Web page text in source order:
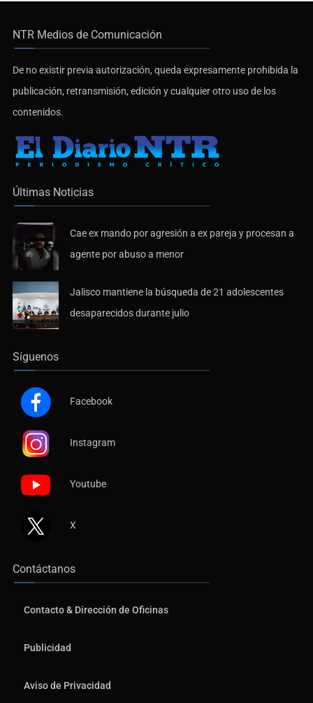
NTR Medios de Comunicación
De no existir previa autorización, queda expresamente prohibida la
publicación, retransmisión, edición y cualquier otro uso de los
contenidos.
Últimas Noticias
Cae ex mando por agresión a ex pareja y procesan a
agente por abuso a menor
Jalisco mantiene la búsqueda de 21 adolescentes
desaparecidos durante julio
Síguenos
Facebook
Instagram
Youtube
X
Contáctanos
Contacto & Dirección de Oficinas
Publicidad
Aviso de Privacidad